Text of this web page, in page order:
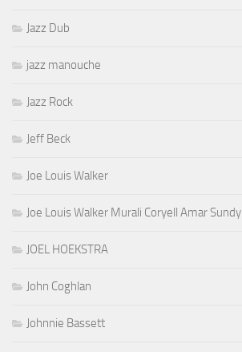
Jazz Dub
jazz manouche
Jazz Rock
Jeff Beck
Joe Louis Walker
Joe Louis Walker Murali Coryell Amar Sundy
JOEL HOEKSTRA
John Coghlan
Johnnie Bassett